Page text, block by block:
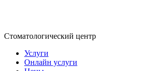
Стоматологический центр
Услуги
Онлайн услуги